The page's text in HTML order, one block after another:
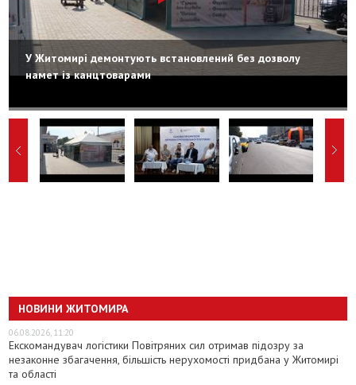
У Житомирі демонтують встановлений без дозволу
намет із канцтоварами
НОВИНИ ЖИТОМИРА
06.08.2026, 11:20
Екскомандувач логістики Повітряних сил отримав підозру за
незаконне збагачення, більшість нерухомості придбана у Житомирі
та області